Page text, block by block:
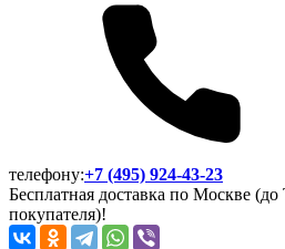
телефону:+7 (495) 924-43-23
Бесплатная доставка по Москве
покупателя)!